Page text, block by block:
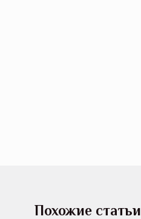
Похожие статьи